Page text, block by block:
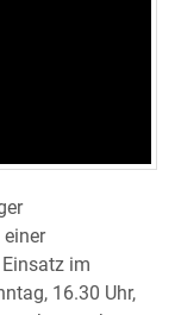
im
16.30 Uhr,